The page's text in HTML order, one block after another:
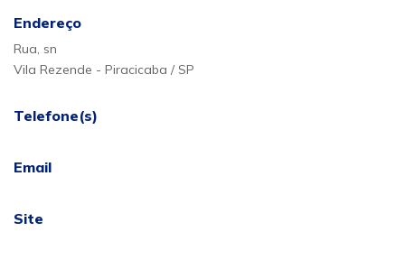
Endereço
Rua, sn
Vila Rezende - Piracicaba / SP
Telefone(s)
Email
Site